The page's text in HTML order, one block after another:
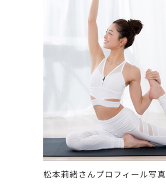
松本莉緒さんプロフィール写真